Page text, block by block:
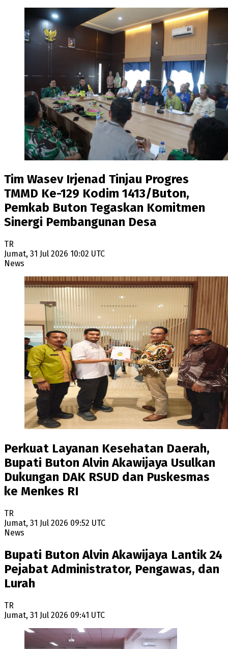
Tim Wasev Irjenad Tinjau Progres
TMMD Ke-129 Kodim 1413/Buton,
Pemkab Buton Tegaskan Komitmen
Sinergi Pembangunan Desa
TR
Jumat, 31 Jul 2026 10:02 UTC
News
Perkuat Layanan Kesehatan Daerah,
Bupati Buton Alvin Akawijaya Usulkan
Dukungan DAK RSUD dan Puskesmas
ke Menkes RI
TR
Jumat, 31 Jul 2026 09:52 UTC
News
Bupati Buton Alvin Akawijaya Lantik 24
Pejabat Administrator, Pengawas, dan
Lurah
TR
Jumat, 31 Jul 2026 09:41 UTC